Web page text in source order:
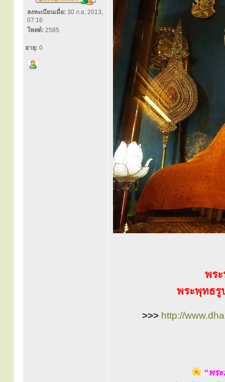
ลงทะเบียนเมื่อ: 30 ก.ย. 2013,
07:16
โพสต์: 2585
อายุ: 0
พร
พระพุทธรู
>>> http://
“พร